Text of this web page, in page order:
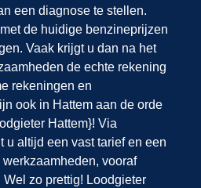
een diagnose te stellen.
de huidige benzineprijzen
Vaak krijgt u dan na het
de echte rekening
rekeningen en
ook in Hattem aan de orde
Hattem}! Via
u altijd een vast tarief en een
vooraf
zo prettig! Loodgieter